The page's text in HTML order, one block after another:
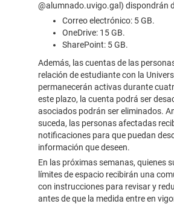
@alumnado.uvigo.gal) dispondrán
Correo electrónico: 5 GB.
OneDrive: 15 GB.
SharePoint: 5 GB.
Además, las cuentas de las
relación de estudiante con la
permanecerán activas durante
este plazo, la cuenta podrá ser
asociados podrán ser eliminados.
suceda, las personas afectadas
notificaciones para que puedan
información que deseen.
En las próximas semanas, quienes
límites de espacio recibirán una
con instrucciones para revisar y
antes de que la medida entre en